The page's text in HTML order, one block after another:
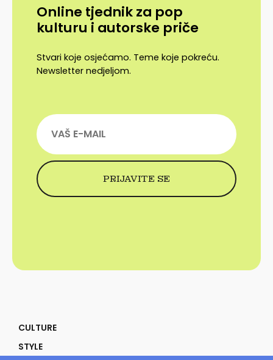
Online tjednik za pop
kulturu i autorske priče
Stvari koje osjećamo. Teme koje pokreću.
Newsletter nedjeljom.
CULTURE
STYLE